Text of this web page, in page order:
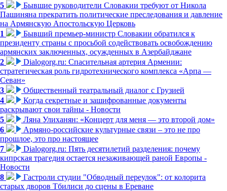
5
Бывшие руководители Словакии требуют от Никола
Пашиняна прекратить политические преследования и давление
на Армянскую Апостольскую Церковь
1
Бывший премьер-министр Словакии обратился к
президенту страны с просьбой содействовать освобождению
армянских заключенных, осужденных в Азербайджане
2
Dialogorg.ru: Спасительная артерия Армении:
стратегическая роль гидротехнического комплекса «Арпа —
Севан»
3
Общественный театральный диалог с Грузией
4
Когда секретные и зашифрованные документы
раскрывают свои тайны - Новости
5
Ляна Улиханян: «Концерт для меня — это второй дом»
6
Армяно-российские культурные связи – это не про
прошлое, это про настоящее
7
Dialogorg.ru: Пять десятилетий разделения: почему
кипрская трагедия остается незаживающей раной Европы -
Новости
8
Гастроли студии "Обводный переулок": от колорита
старых дворов Тбилиси до сцены в Ереване